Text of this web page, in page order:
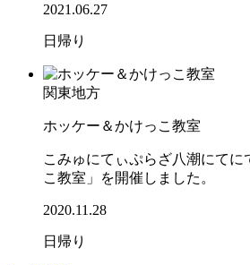
2021.06.27
日帰り
関東地方
ホッケー＆かけっこ教室
こみゅにてぃぷらざ八潮にてに
こ教室」を開催しました。
2020.11.28
日帰り